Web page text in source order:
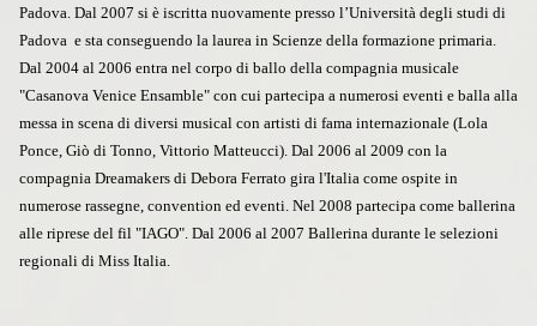
Padova. Dal 2007 si è iscritta nuovamente presso l’Università degli studi di
Padova e sta conseguendo la laurea in Scienze della formazione primaria.
Dal 2004 al 2006 entra nel corpo di ballo della compagnia musicale
"Casanova Venice Ensamble" con cui partecipa a numerosi eventi e balla alla
messa in scena di diversi musical con artisti di fama internazionale (Lola
Ponce, Giò di Tonno, Vittorio Matteucci). Dal 2006 al 2009 con la
compagnia Dreamakers di Debora Ferrato gira l'Italia come ospite in
numerose rassegne, convention ed eventi. Nel 2008 partecipa come ballerina
alle riprese del fil "IAGO". Dal 2006 al 2007 Ballerina durante le selezioni
regionali di Miss Italia.